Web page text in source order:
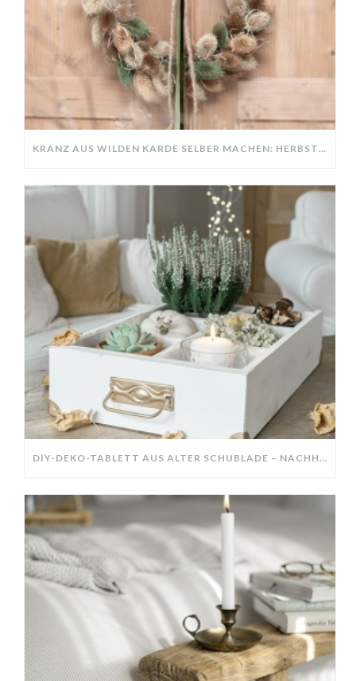
KRANZ AUS WILDEN KARDE SELBER MACHEN: HERBSTDEKO GANZ EINFACH
DIY-DEKO-TABLETT AUS ALTER SCHUBLADE – NACHHALTIGE HERBSTDEKO SELBER MACHEN!